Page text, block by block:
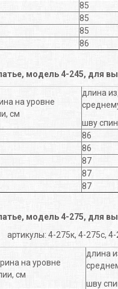
85
85
85
86
модель 4-245, для
на уровне
см
длина
шву
86
86
87
87
87
модель 4-275, для
артикулы: 4-275к, 4-275с,
на уровне
см
длина
шву